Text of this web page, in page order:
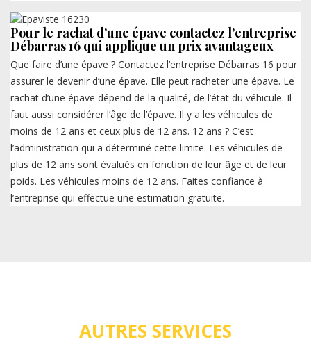
Pour le rachat d’une épave contactez l’entreprise
Débarras 16 qui applique un prix avantageux
Que faire d’une épave ? Contactez l’entreprise Débarras 16 pour
assurer le devenir d’une épave. Elle peut racheter une épave. Le
rachat d’une épave dépend de la qualité, de l’état du véhicule. Il
faut aussi considérer l’âge de l’épave. Il y a les véhicules de
moins de 12 ans et ceux plus de 12 ans. 12 ans ? C’est
l’administration qui a déterminé cette limite. Les véhicules de
plus de 12 ans sont évalués en fonction de leur âge et de leur
poids. Les véhicules moins de 12 ans. Faites confiance à
l’entreprise qui effectue une estimation gratuite.
AUTRES SERVICES